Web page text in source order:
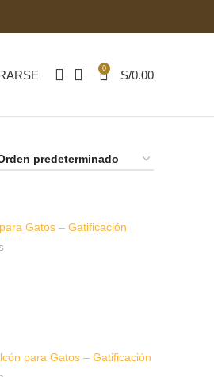
0 S/0.00
Gatos – Gatificación
para Gatos – Gatificación